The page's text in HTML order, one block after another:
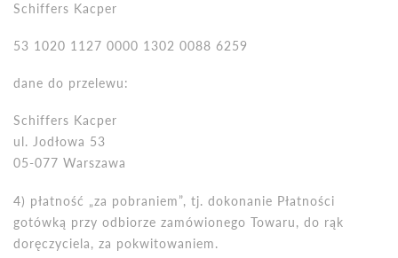
Schiffers Kacper
53 1020 1127 0000 1302 0088 6259
dane do przelewu:
Schiffers Kacper
ul. Jodłowa 53
05-077 Warszawa
4) płatność „za pobraniem”, tj. dokonanie Płatności
gotówką przy odbiorze zamówionego Towaru, do rąk
doręczyciela, za pokwitowaniem.